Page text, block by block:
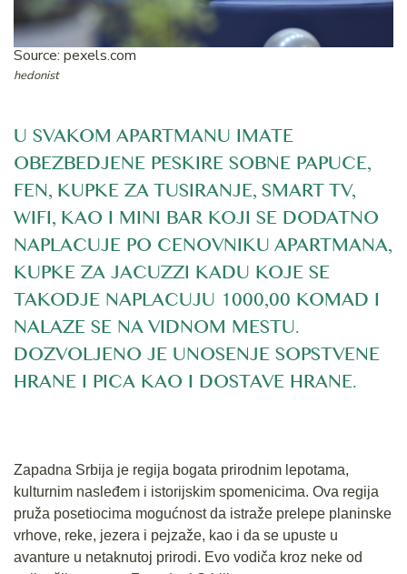
Source: pexels.com
hedonist
U SVAKOM APARTMANU IMATE
OBEZBEDJENE PESKIRE SOBNE PAPUCE,
FEN, KUPKE ZA TUSIRANJE, SMART TV,
WIFI, KAO I MINI BAR KOJI SE DODATNO
NAPLACUJE PO CENOVNIKU APARTMANA,
KUPKE ZA JACUZZI KADU KOJE SE
TAKODJE NAPLACUJU 1000,00 KOMAD I
NALAZE SE NA VIDNOM MESTU.
DOZVOLJENO JE UNOSENJE SOPSTVENE
HRANE I PICA KAO I DOSTAVE HRANE.
Zapadna Srbija je regija bogata prirodnim lepotama,
kulturnim nasleđem i istorijskim spomenicima. Ova regija
pruža posetiocima mogućnost da istraže prelepe planinske
vrhove, reke, jezera i pejzaže, kao i da se upuste u
avanture u netaknutoj prirodi. Evo vodiča kroz neke od